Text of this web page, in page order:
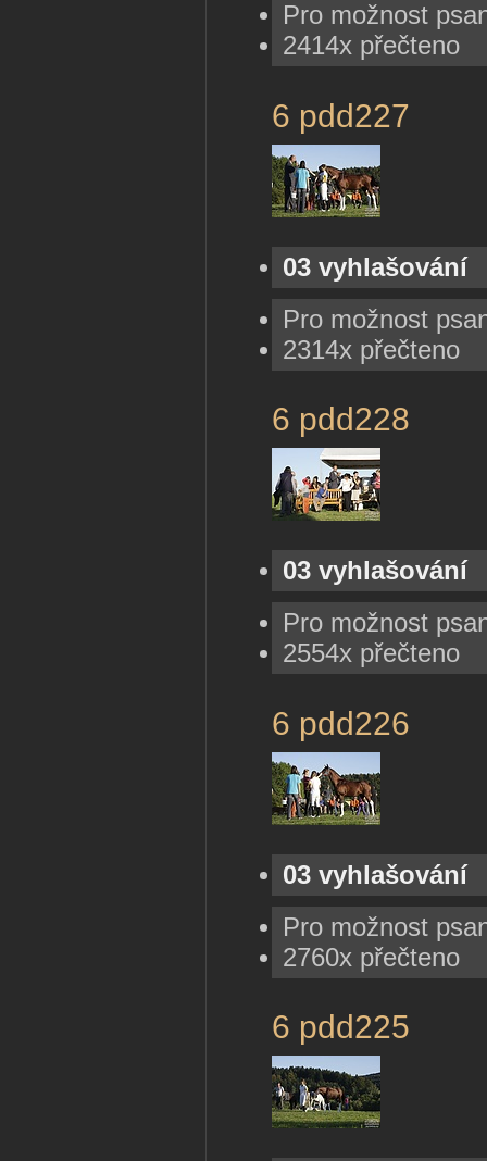
Pro možnost
2414x přečteno
6 pdd227
03 vyhlašování
Pro možnost
2314x přečteno
6 pdd228
03 vyhlašování
Pro možnost
2554x přečteno
6 pdd226
03 vyhlašování
Pro možnost
2760x přečteno
6 pdd225